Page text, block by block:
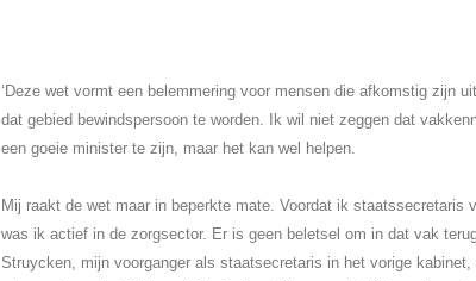
‘Deze wet vormt een belemmering voor mensen die afkomstig zijn
dat gebied bewindspersoon te worden. Ik wil niet zeggen dat
een goeie minister te zijn, maar het kan wel helpen.
Mij raakt de wet maar in beperkte mate. Voordat ik staatssecretaris
was ik actief in de zorgsector. Er is geen beletsel om in dat vak
Struycken, mijn voorganger als staatsecretaris in het vorige